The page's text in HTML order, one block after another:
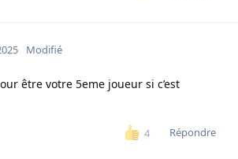
Modifié
être votre 5eme joueur si c’est
4 Répondre